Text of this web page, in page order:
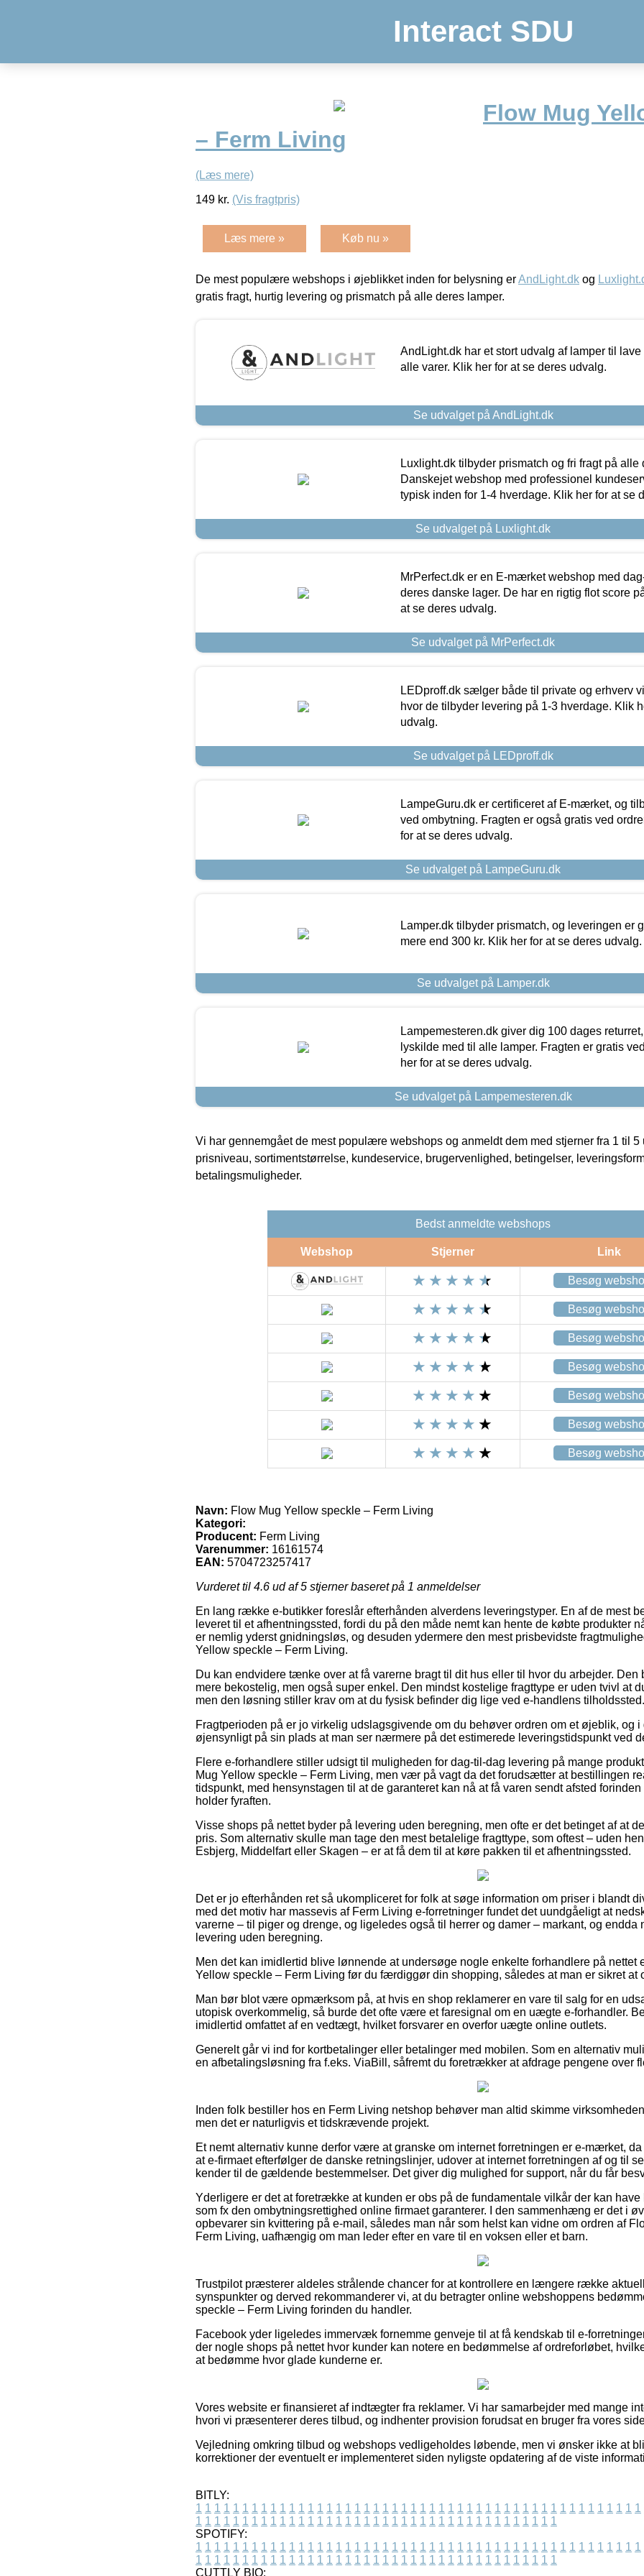
Interact SDU
Flow Mug
– Ferm Living
(Læs mere)
149 kr. (Vis fragtpris)
Læs mere » Køb nu »
De mest populære webshops i øjeblikket inden for belysning erAndLight.dk og
gratis fragt, hurtig levering og prismatch på alle deres lamper.
AndLight.dk har et stort udvalg af lamper til lave
alle varer. Klik her for at se deres udvalg.
Se udvalget på AndLight.dk
Luxlight.dk tilbyder prismatch og fri fragt på alle
Danskejet webshop med professionel
typisk inden for 1-4 hverdage. Klik her for at se
Se udvalget på Luxlight.dk
MrPerfect.dk er en E-mærket webshop med
deres danske lager. De har en rigtig flot score
at se deres udvalg.
Se udvalget på MrPerfect.dk
LEDproff.dk sælger både til private og erhverv
hvor de tilbyder levering på 1-3 hverdage. Klik
udvalg.
Se udvalget på LEDproff.dk
LampeGuru.dk er certificeret af E-mærket, og
ved ombytning. Fragten er også gratis ved
for at se deres udvalg.
Se udvalget på LampeGuru.dk
Lamper.dk tilbyder prismatch, og leveringen er
mere end 300 kr. Klik her for at se deres udvalg.
Se udvalget på Lamper.dk
Lampemesteren.dk giver dig 100 dages
lyskilde med til alle lamper. Fragten er gratis
her for at se deres udvalg.
Se udvalget på Lampemesteren.dk
Vi har gennemgået de mest populære webshops og anmeldt dem med stjerner fra 1 til 5
prisniveau, sortimentstørrelse, kundeservice, brugervenlighed, betingelser,
betalingsmuligheder.
Bedst anmeldte webshops
Webshop Stjerner Link
Besøg
Besøg
Besøg
Besøg
Besøg
Besøg
Besøg
Navn: Flow Mug Yellow speckle – Ferm Living
Kategori:
Producent: Ferm Living
Varenummer: 16161574
EAN: 5704723257417
Vurderet til 4.6 ud af 5 stjerner baseret på 1 anmeldelser
En lang række e-butikker foreslår efterhånden alverdens leveringstyper. En af de mest
leveret til et afhentningssted, fordi du på den måde nemt kan hente de købte produkter
er nemlig yderst gnidningsløs, og desuden ydermere den mest prisbevidste
Yellow speckle – Ferm Living.
Du kan endvidere tænke over at få varerne bragt til dit hus eller til hvor du arbejder. Den
mere bekostelig, men også super enkel. Den mindst kostelige fragttype er uden tvivl at
men den løsning stiller krav om at du fysisk befinder dig lige ved e-handlens tilholdssted.
Fragtperioden på er jo virkelig udslagsgivende om du behøver ordren om et øjeblik, og
øjensynligt på sin plads at man ser nærmere på det estimerede leveringstidspunkt ved
Flere e-forhandlere stiller udsigt til muligheden for dag-til-dag levering på mange
Mug Yellow speckle – Ferm Living, men vær på vagt da det forudsætter at bestillingen
tidspunkt, med hensynstagen til at de garanteret kan nå at få varen sendt afsted
holder fyraften.
Visse shops på nettet byder på levering uden beregning, men ofte er det betinget af at
pris. Som alternativ skulle man tage den mest betalelige fragttype, som oftest – uden
Esbjerg, Middelfart eller Skagen – er at få dem til at køre pakken til et afhentningssted.
Det er jo efterhånden ret så ukompliceret for folk at søge information om priser i blandt
med det motiv har massevis af Ferm Living e-forretninger fundet det uundgåeligt at
varerne – til piger og drenge, og ligeledes også til herrer og damer – markant, og endda
levering uden beregning.
Men det kan imidlertid blive lønnende at undersøge nogle enkelte forhandlere på nettet
Yellow speckle – Ferm Living før du færdiggør din shopping, således at man er sikret at
Man bør blot være opmærksom på, at hvis en shop reklamerer en vare til salg for en
utopisk overkommelig, så burde det ofte være et faresignal om en uægte e-forhandler.
imidlertid omfattet af en vedtægt, hvilket forsvarer en overfor uægte online outlets.
Generelt går vi ind for kortbetalinger eller betalinger med mobilen. Som en alternativ
en afbetalingsløsning fra f.eks. ViaBill, såfremt du foretrækker at afdrage pengene over
Inden folk bestiller hos en Ferm Living netshop behøver man altid skimme
men det er naturligvis et tidskrævende projekt.
Et nemt alternativ kunne derfor være at granske om internet forretningen er e-mærket,
at e-firmaet efterfølger de danske retningslinjer, udover at internet forretningen af og til
kender til de gældende bestemmelser. Det giver dig mulighed for support, når du får
Yderligere er det at foretrække at kunden er obs på de fundamentale vilkår der kan have
som fx den ombytningsrettighed online firmaet garanterer. I den sammenhæng er det i
opbevarer sin kvittering på e-mail, således man når som helst kan vidne om ordren af
Ferm Living, uafhængig om man leder efter en vare til en voksen eller et barn.
Trustpilot præsterer aldeles strålende chancer for at kontrollere en længere række
synspunkter og derved rekommanderer vi, at du betragter online webshoppens
speckle – Ferm Living forinden du handler.
Facebook yder ligeledes immervæk fornemme genveje til at få kendskab til e-
der nogle shops på nettet hvor kunder kan notere en bedømmelse af ordreforløbet,
at bedømme hvor glade kunderne er.
Vores website er finansieret af indtægter fra reklamer. Vi har samarbejder med mange
hvori vi præsenterer deres tilbud, og indhenter provision forudsat en bruger fra vores
Vejledning omkring tilbud og webshops vedligeholdes løbende, men vi ønsker ikke at
korrektioner der eventuelt er implementeret siden nyligste opdatering af de viste
BITLY:
1 1 1 1 1 1 1 1 1 1 1 1 1 1 1 1 1 1 1 1 1 1 1 1 1 1 1 1 1 1 1 1 1 1 1 1 1 1 1 1 1 1 1 1 1 1 1 1
1 1 1 1 1 1 1 1 1 1 1 1 1 1 1 1 1 1 1 1 1 1 1 1 1 1 1 1 1 1 1 1 1 1 1 1 1 1 1
SPOTIFY:
1 1 1 1 1 1 1 1 1 1 1 1 1 1 1 1 1 1 1 1 1 1 1 1 1 1 1 1 1 1 1 1 1 1 1 1 1 1 1 1 1 1 1 1 1 1 1 1
1 1 1 1 1 1 1 1 1 1 1 1 1 1 1 1 1 1 1 1 1 1 1 1 1 1 1 1 1 1 1 1 1 1 1 1 1 1 1
CUTTLY BIO: